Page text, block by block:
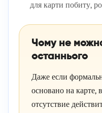
для карти побиту,
Чому не
останнього
Даже если
основано на карте,
отсутствие